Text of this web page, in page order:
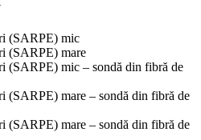
(SARPE) mic
(SARPE) mare
(SARPE) mic – sondă din fibră de
(SARPE) mare – sondă din fibră de
(SARPE) mare – sondă din fibră de